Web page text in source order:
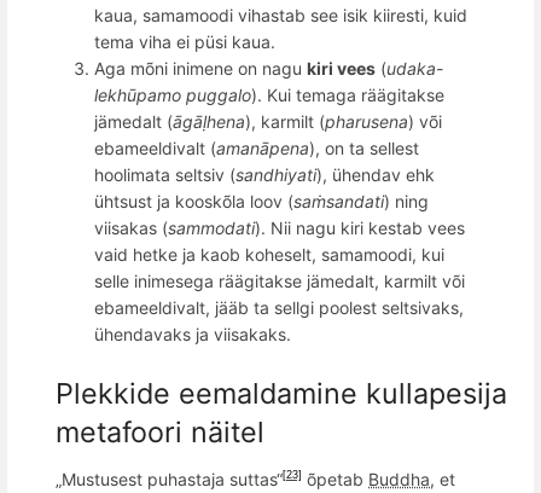
kaua, samamoodi vihastab see isik kiiresti, kuid
tema viha ei püsi kaua.
Aga mõni inimene on nagu kiri vees (udaka-
lekhūpamo puggalo). Kui temaga räägitakse
jämedalt (āgāḷhena), karmilt (pharusena) või
ebameeldivalt (amanāpena), on ta sellest
hoolimata seltsiv (sandhiyati), ühendav ehk
ühtsust ja kooskõla loov (saṁsandati) ning
viisakas (sammodati). Nii nagu kiri kestab vees
vaid hetke ja kaob koheselt, samamoodi, kui
selle inimesega räägitakse jämedalt, karmilt või
ebameeldivalt, jääb ta sellgi poolest seltsivaks,
ühendavaks ja viisakaks.
Plekkide eemaldamine kullapesija
metafoori näitel
„Mustusest puhastaja suttas“[23] õpetab Buddha, et